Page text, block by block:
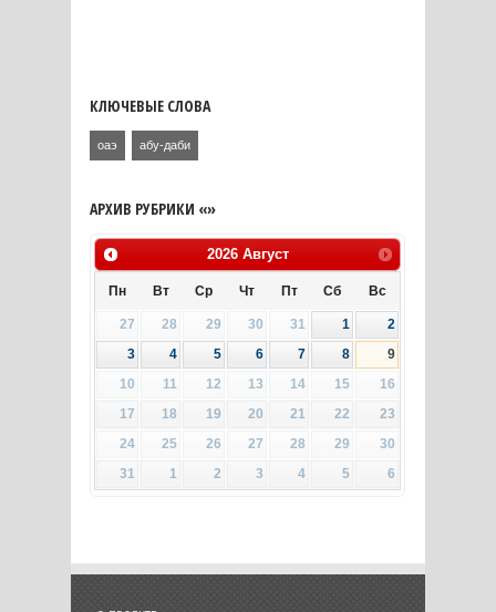
КЛЮЧЕВЫЕ СЛОВА
оаэ абу-даби
АРХИВ РУБРИКИ «»
2026 Август
Пн Вт Ср Чт Пт Сб Вс
27 28 29 30 31 1
2
3
4 5 6 7 8
9
10
11 12 13 14 15
16
17
18 19 20 21 22
23
24
25 26 27 28 29
30
31
1 2 3 4 5 6